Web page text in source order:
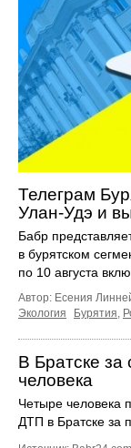
Телеграм
Улан‑Удэ и
Бабр
в бурятском
по 10 августа
Автор: Есения
Экология
Бурятия,
В Братске за
человека
Четыре человека
ДТП в Братске за